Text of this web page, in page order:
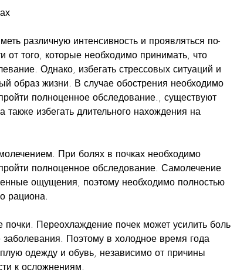
различную интенсивность и проявляться по-
от того, которые необходимо принимать, что
Однако, избегать стрессовых ситуаций и
образ жизни. В случае обострения необходимо
полноценное обследование., существуют
избегать длительного нахождения на
При болях в почках необходимо
полноценное обследование. Самолечение
ощущения, поэтому необходимо полностью
рациона.
Переохлаждение почек может усилить боль
заболевания. Поэтому в холодное время года
одежду и обувь, независимо от причины
к осложнениям.